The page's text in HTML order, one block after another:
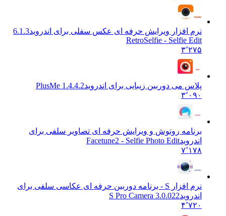
نرم افزار ویرایش حرفه ای عکس سفلی برای اندروید6.1.3
RetroSelfie - Selfie Edit
۳٬۲۷۵
پلاس می دوربین زیبایی برای اندرویدPlusMe 1.4.4.2
۳٬۰۹۰
برنامه روتوش و ویرایش حرفه ای تصاویر سلفی برای
اندرویدFacetune2 - Selfie Photo Edit
۷٬۱۷۸
نرم افزار S - برنامه دوربین حرفه ای عکاسی سلفی برای
اندرویدS Pro Camera 3.0.022
۴٬۷۲۰